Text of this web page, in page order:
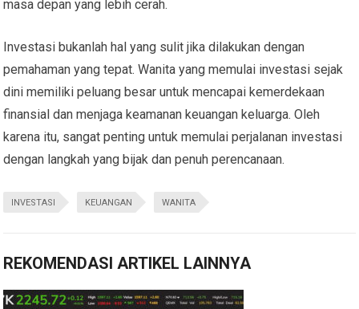
masa depan yang lebih cerah.
Investasi bukanlah hal yang sulit jika dilakukan dengan
pemahaman yang tepat. Wanita yang memulai investasi sejak
dini memiliki peluang besar untuk mencapai kemerdekaan
finansial dan menjaga keamanan keuangan keluarga. Oleh
karena itu, sangat penting untuk memulai perjalanan investasi
dengan langkah yang bijak dan penuh perencanaan.
INVESTASI KEUANGAN WANITA
REKOMENDASI ARTIKEL LAINNYA